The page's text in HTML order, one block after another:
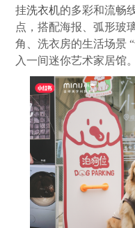
挂洗衣机的多彩和流畅
点，搭配海报、弧形玻
角、洗衣房的生活场景
入一间迷你艺术家居馆。